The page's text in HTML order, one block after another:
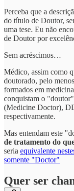
Perceba que a
do título de Doutor,
uma tese. Eu não
de Doutor por
Sem acréscimos…
Médico, assim como
doutorado, pelo
formados em
conquistam o
(Medicine Doctor),
respectivamente.
Mas entendam este
de tratamento do
seria equivalente
somente "Doctor"
Quer ser